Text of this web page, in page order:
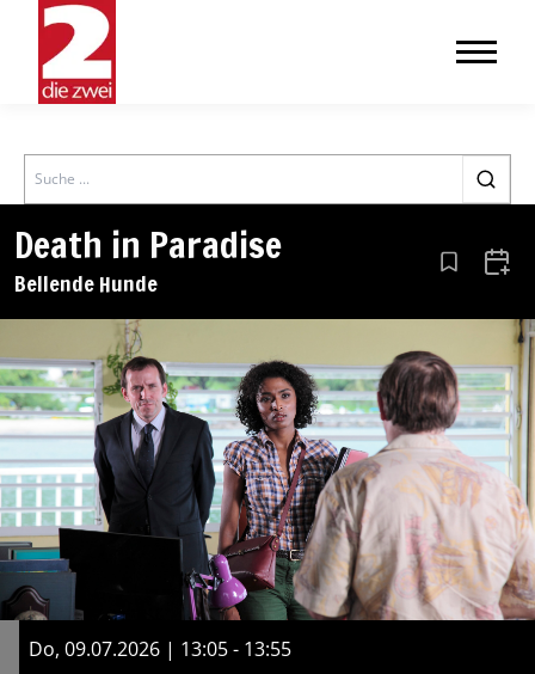
Search
Death in Paradise
Bellende Hunde Aus den
Do, 09.07.2026 | 13:05 - 13:55